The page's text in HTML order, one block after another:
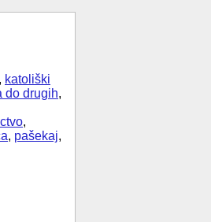
, katoliški
do drugih,
,
, pašekaj,